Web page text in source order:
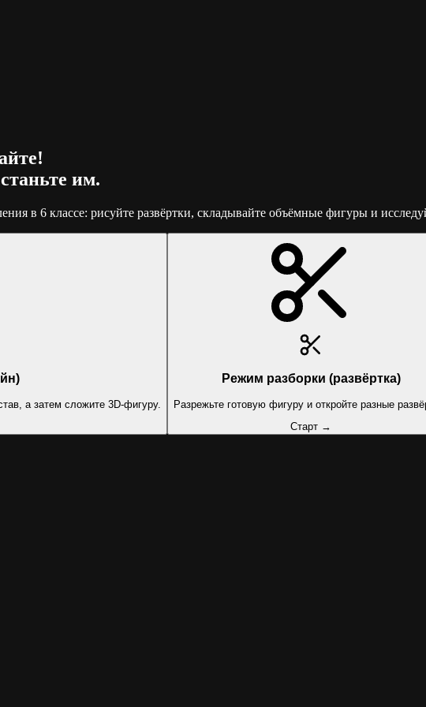
им.
в 6 классе: рисуйте развёртки, складывайте объёмные фигуры и
а затем сложите 3D-фигуру.
Режим разборки (развёртка)
Разрежьте готовую фигуру и откройте разные
Старт →